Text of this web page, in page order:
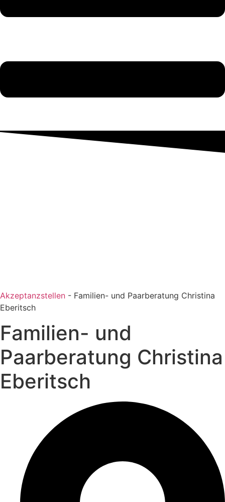
Akzeptanzstellen - Familien- und Paarberatung Christina
Eberitsch
Familien- und
Paarberatung Christina
Eberitsch